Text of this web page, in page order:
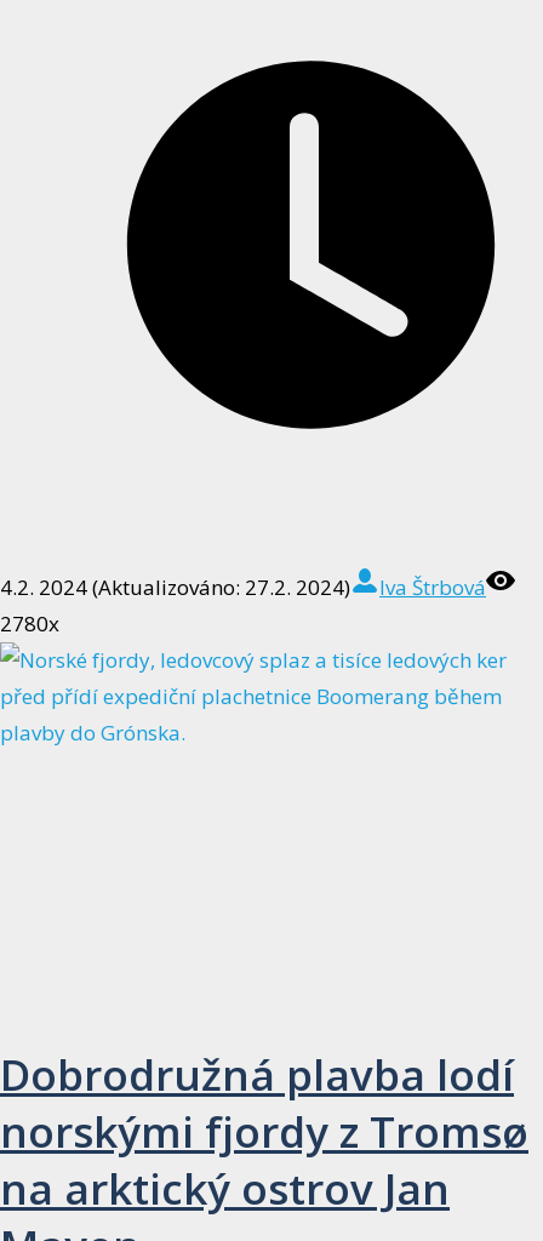
4.2. 2024 (Aktualizováno: 27.2. 2024)
Iva Štrbová
2780x
Dobrodružná plavba lodí
norskými fjordy z Tromsø
na arktický ostrov Jan